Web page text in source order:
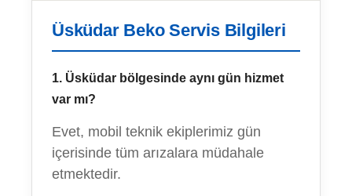
Üsküdar Beko Servis Bilgileri
1. Üsküdar bölgesinde aynı gün hizmet
var mı?
Evet, mobil teknik ekiplerimiz gün
içerisinde tüm arızalara müdahale
etmektedir.